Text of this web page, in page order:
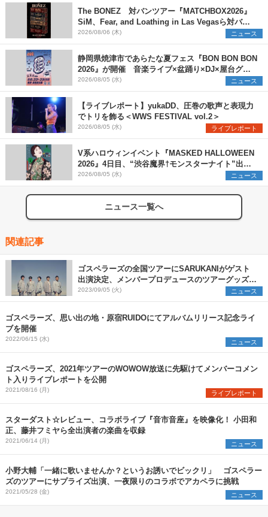
The BONEZ 対バンツアー『MATCHBOX2026』
SiM、Fear, and Loathing in Las Vegasら対バン
アーティストを一斉解禁
2026/08/06 (木) ニュース
静岡県焼津市であらたな夏フェス『BON BON BON
2026』が開催 音楽ライブ×盆踊り×DJ×屋台グル
メ×ランタンナイトで彩る2日間
2026/08/05 (水) ニュース
【ライブレポート】yukaDD、圧巻の歌声と表現力
でトリを飾る＜WWS FESTIVAL vol.2＞
2026/08/05 (水) ライブレポート
V系ハロウィンイベント『MASKED HALLOWEEN
2026』4日目、“渋谷魔界†モンスターナイト”出演6
組を発表
2026/08/05 (水) ニュース
ニュース一覧へ
関連記事
ゴスペラーズの全国ツアーにSARUKANIがゲスト
出演決定、メンバープロデュースのツアーグッズも
公開
2023/09/05 (火) ニュース
ゴスペラーズ、思い出の地・原宿RUIDOにてアルバムリリース記念ライ
ブを開催
2022/06/15 (水) ニュース
ゴスペラーズ、2021年ツアーのWOWOW放送に先駆けてメンバーコメン
ト入りライブレポートを公開
2021/08/16 (月) ライブレポート
スターダスト☆レビュー、コラボライブ『音市音座』を映像化！ 小田和
正、藤井フミヤら全出演者の楽曲を収録
2021/06/14 (月) ニュース
小野大輔「一緒に歌いませんか？というお誘いでビックリ」 ゴスペラー
ズのツアーにサプライズ出演、一夜限りのコラボでアカペラに挑戦
2021/05/28 (金) ニュース